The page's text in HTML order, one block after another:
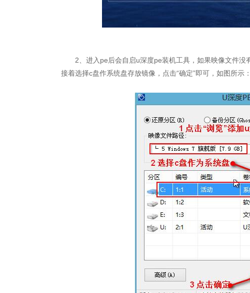
2、进入pe后会自启u深度pe装机工具，如果映像文件没
接着选择c盘作系统盘存放镜像，点击“确定”即可，如图所示：